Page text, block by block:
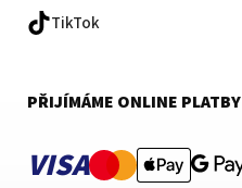
TikTok
PŘIJÍMÁME ONLINE PLATBY
VISA